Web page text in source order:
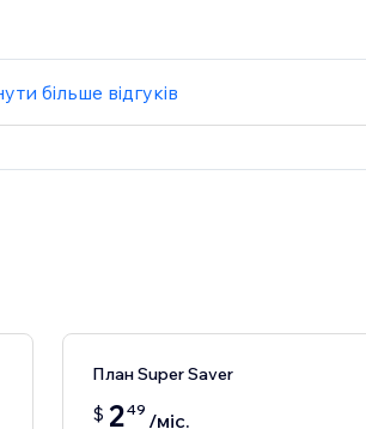
більше відгуків
План Super Saver
$ 249 /міс.